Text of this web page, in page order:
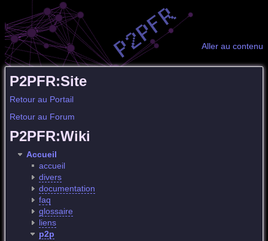
Aller au contenu
P2PFR:Site
Retour au Portail
Retour au Forum
P2PFR:Wiki
Accueil
accueil
divers
documentation
faq
glossaire
liens
p2p